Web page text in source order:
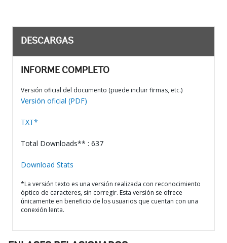
DESCARGAS
INFORME COMPLETO
Versión oficial del documento (puede incluir firmas, etc.)
Versión oficial (PDF)
TXT*
Total Downloads** : 637
Download Stats
*La versión texto es una versión realizada con reconocimiento
óptico de caracteres, sin corregir. Esta versión se ofrece
únicamente en beneficio de los usuarios que cuentan con una
conexión lenta.